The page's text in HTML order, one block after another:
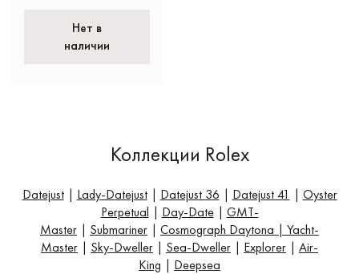
Нет в
наличии
Коллекции Rolex
Datejust| Lady-Datejust| Datejust 36 | Datejust 41 | Oyster
Perpetual | Day-Date| GMT-
Master | Submariner | Cosmograph Daytona | Yacht-
Master | Sky-Dweller | Sea-Dweller | Explorer | Air-
King | Deepsea